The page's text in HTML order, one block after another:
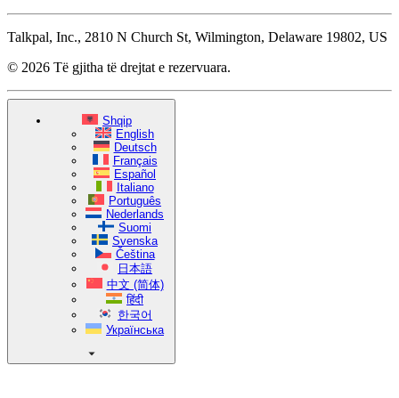
Talkpal, Inc., 2810 N Church St, Wilmington, Delaware 19802, US
© 2026 Të gjitha të drejtat e rezervuara.
Shqip
English
Deutsch
Français
Español
Italiano
Português
Nederlands
Suomi
Svenska
Čeština
日本語
中文 (简体)
हिंदी
한국어
Українська